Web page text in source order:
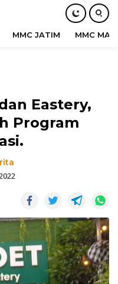
MMC JATIM MMC
Eastery,
Program